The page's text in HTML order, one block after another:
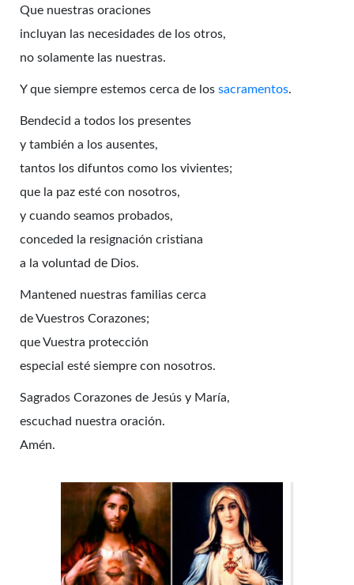
Que nuestras oraciones
incluyan las necesidades de los otros,
no solamente las nuestras.
Y que siempre estemos cerca de los sacramentos.
Bendecid a todos los presentes
y también a los ausentes,
tantos los difuntos como los vivientes;
que la paz esté con nosotros,
y cuando seamos probados,
conceded la resignación cristiana
a la voluntad de Dios.
Mantened nuestras familias cerca
de Vuestros Corazones;
que Vuestra protección
especial esté siempre con nosotros.
Sagrados Corazones de Jesús y María,
escuchad nuestra oración.
Amén.